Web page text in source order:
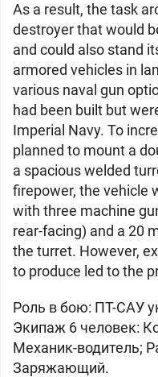
As a result, the task
destroyer that would
and could also stand
armored vehicles in
various naval gun
had been built but
Imperial Navy. To
planned to mount a
a spacious welded
firepower, the vehicle
with three machine
rear-facing) and a 20
the turret. However,
to produce led to the
Роль в бою: ПТ-САУ
Экипаж 6 человек:
Механик-водитель;
Заряжающий.